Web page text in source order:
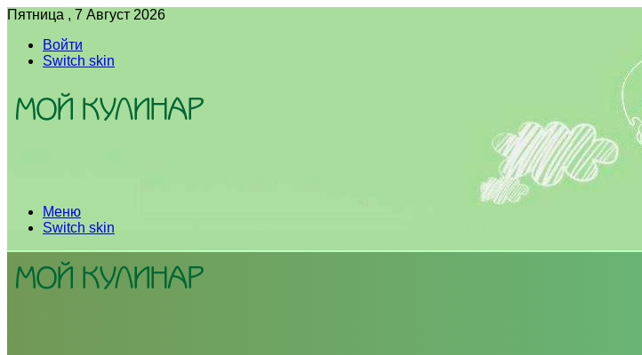
Пятница , 7 Август 2026
Войти
Switch skin
Меню
Switch skin